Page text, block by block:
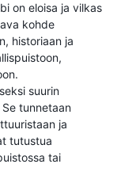
on eloisa ja vilkas
kohde
historiaan ja
suurin
tunnetaan
​​ja
tutustua
tai